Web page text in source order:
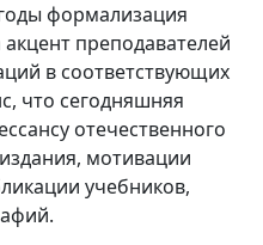
формализация
преподавателей
в соответствующих
что сегодняшняя
отечественного
мотивации
учебников,